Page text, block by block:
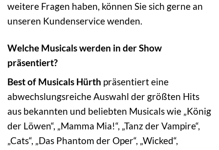
weitere Fragen haben, können Sie sich gerne an
unseren Kundenservice wenden.
Welche Musicals werden in der Show
präsentiert?
Best of Musicals Hürth präsentiert eine
abwechslungsreiche Auswahl der größten Hits
aus bekannten und beliebten Musicals wie „König
der Löwen“, „Mamma Mia!“, „Tanz der Vampire“,
„Cats“, „Das Phantom der Oper“, „Wicked“,